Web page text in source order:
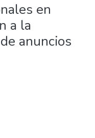
en
a la
anuncios